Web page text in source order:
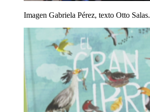
Imagen Gabriela Pérez, texto Otto Salas.